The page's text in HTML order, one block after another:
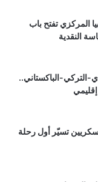
المركزي تفتح باب
النقدية
التركي-الباكستاني..
تسيّر أول رحلة